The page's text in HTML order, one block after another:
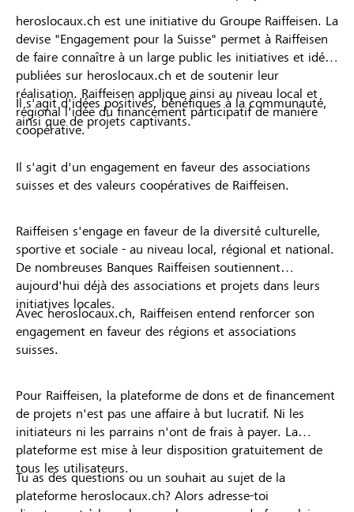
heroslocaux.ch est une initiative du Groupe Raiffeisen. La
devise "Engagement pour la Suisse" permet à Raiffeisen
de faire connaître à un large public les initiatives et idées
publiées sur heroslocaux.ch et de soutenir leur
réalisation. Raiffeisen applique ainsi au niveau local et
régional l'idée du financement participatif de manière
coopérative.
Il s'agit d'idées positives, bénéfiques à la communauté,
ainsi que de projets captivants.
Il s'agit d'un engagement en faveur des associations
suisses et des valeurs coopératives de Raiffeisen.
Raiffeisen s'engage en faveur de la diversité culturelle,
sportive et sociale - au niveau local, régional et national.
De nombreuses Banques Raiffeisen soutiennent
aujourd'hui déjà des associations et projets dans leurs
initiatives locales.
Avec heroslocaux.ch, Raiffeisen entend renforcer son
engagement en faveur des régions et associations
suisses.
Pour Raiffeisen, la plateforme de dons et de financement
de projets n'est pas une affaire à but lucratif. Ni les
initiateurs ni les parrains n'ont de frais à payer. La
plateforme est mise à leur disposition gratuitement de
tous les utilisateurs.
Tu as des questions ou un souhait au sujet de la
plateforme heroslocaux.ch? Alors adresse-toi